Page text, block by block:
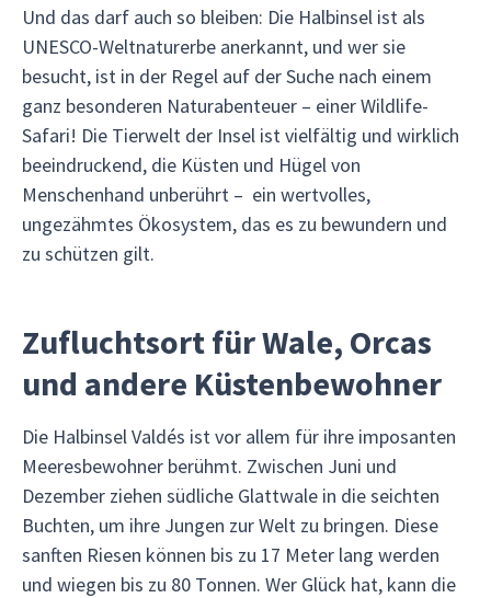
Und das darf auch so bleiben: Die Halbinsel ist als
UNESCO-Weltnaturerbe anerkannt, und wer sie
besucht, ist in der Regel auf der Suche nach einem
ganz besonderen Naturabenteuer – einer Wildlife-
Safari! Die Tierwelt der Insel ist vielfältig und wirklich
beeindruckend, die Küsten und Hügel von
Menschenhand unberührt – ein wertvolles,
ungezähmtes Ökosystem, das es zu bewundern und
zu schützen gilt.
Zufluchtsort für Wale, Orcas
und andere Küstenbewohner
Die Halbinsel Valdés ist vor allem für ihre imposanten
Meeresbewohner berühmt. Zwischen Juni und
Dezember ziehen südliche Glattwale in die seichten
Buchten, um ihre Jungen zur Welt zu bringen. Diese
sanften Riesen können bis zu 17 Meter lang werden
und wiegen bis zu 80 Tonnen. Wer Glück hat, kann die